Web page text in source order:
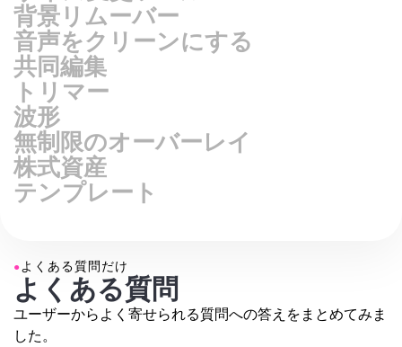
背景リムーバー
音声をクリーンにする
共同編集
トリマー
波形
無制限のオーバーレイ
株式資産
テンプレート
● よくある質問だけ
よくある質問
ユーザーからよく寄せられる質問への答えをまとめてみま
した。